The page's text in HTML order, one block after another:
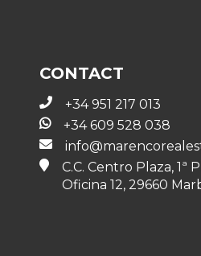
CONTACT
+34 951 217 013
+34 609 528 038
C.C. Centro Plaza, 1ª
Oficina 12, 29660